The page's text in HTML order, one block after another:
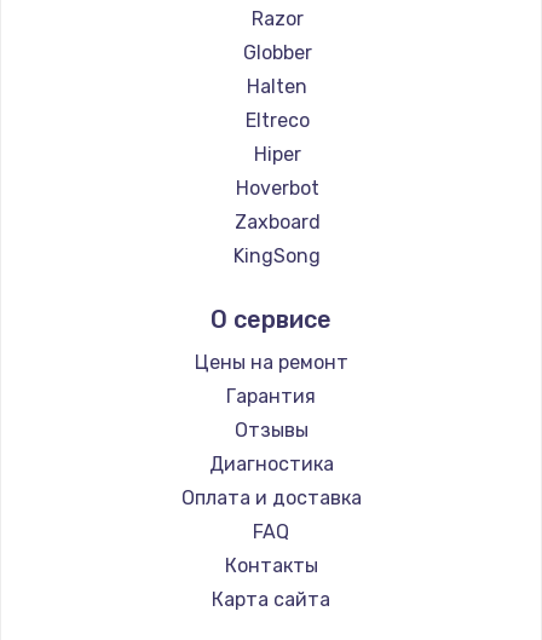
Razor
Globber
Halten
Eltreco
Hiper
Hoverbot
Zaxboard
KingSong
Midway by Yamato
Hunter
Joyor
Minimotors
Bork
Segway
KIRIN
О сервисе
Цены на ремонт
Гарантия
Отзывы
Диагностика
Оплата и доставка
FAQ
Контакты
Карта сайта